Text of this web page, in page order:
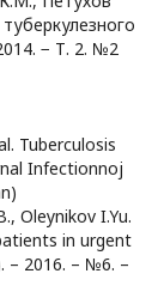
− Т. 2. №2
Tuberculosis
Infectionnoj
Oleynikov I.Yu.
in urgent
– 2016. – №6. –